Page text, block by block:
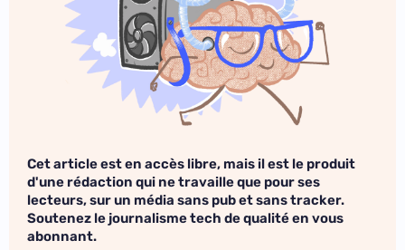
Cet article est en accès libre, mais il est le produit
d'une rédaction qui ne travaille que pour ses
lecteurs, sur un média sans pub et sans tracker.
Soutenez le journalisme tech de qualité en vous
abonnant.